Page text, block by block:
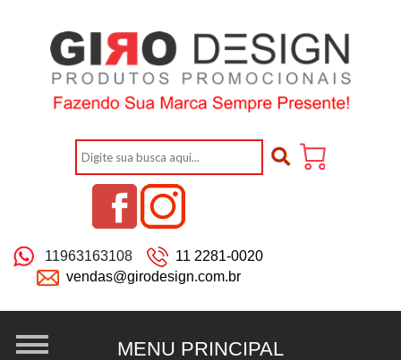
11963163108
11 2281-0020
vendas@girodesign.com.br